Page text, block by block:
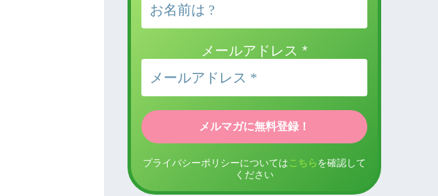
メールアドレス*
プライバシーポリシーについては こちら を確認して
ください